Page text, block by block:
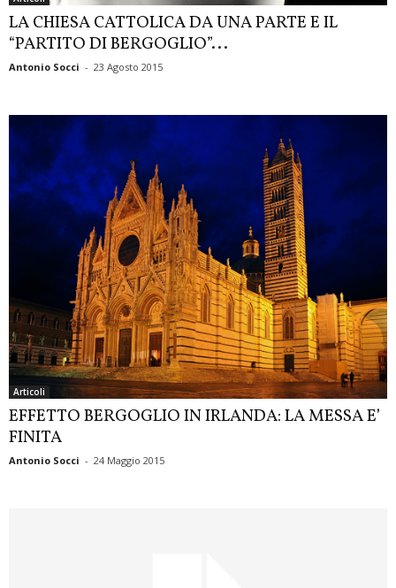
LA CHIESA CATTOLICA DA UNA PARTE E IL
“PARTITO DI BERGOGLIO”...
Antonio Socci - 23 Agosto 2015
Articoli
EFFETTO BERGOGLIO IN IRLANDA: LA MESSA E’
FINITA
Antonio Socci - 24 Maggio 2015